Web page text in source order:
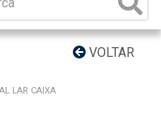
VOLTAR
LAR CAIXA